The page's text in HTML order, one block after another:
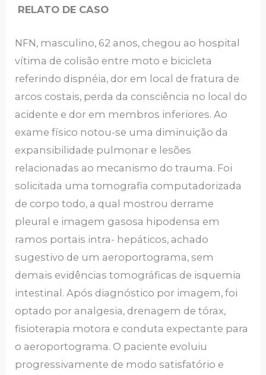
RELATO DE CASO
NFN, masculino, 62 anos, chegou ao hospital
vítima de colisão entre moto e bicicleta
referindo dispnéia, dor em local de fratura de
arcos costais, perda da consciência no local do
acidente e dor em membros inferiores. Ao
exame físico notou-se uma diminuição da
expansibilidade pulmonar e lesões
relacionadas ao mecanismo do trauma. Foi
solicitada uma tomografia computadorizada
de corpo todo, a qual mostrou derrame
pleural e imagem gasosa hipodensa em
ramos portais intra- hepáticos, achado
sugestivo de um aeroportograma, sem
demais evidências tomográficas de isquemia
intestinal. Após diagnóstico por imagem, foi
optado por analgesia, drenagem de tórax,
fisioterapia motora e conduta expectante para
o aeroportograma. O paciente evoluiu
progressivamente de modo satisfatório e